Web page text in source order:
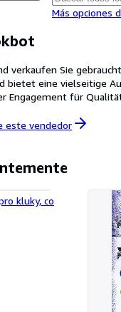
Más opciones
verkaufen Sie
bietet eine vielseitige
Engagement für
este vendedor
kluky, co